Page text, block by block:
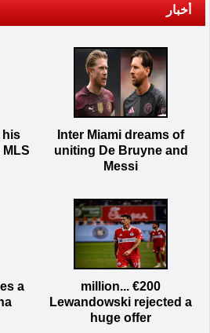
أخبار
Inter Miami dreams of
uniting De Bruyne and
Messi
his
€200 million...
Lewandowski rejected a
huge offer
a